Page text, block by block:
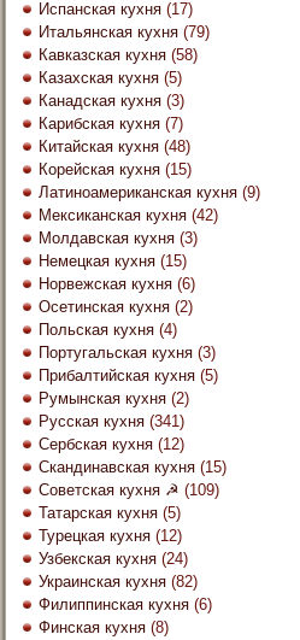
Испанская кухня (17)
Итальянская кухня (79)
Кавказская кухня (58)
Казахская кухня (5)
Канадская кухня (3)
Карибская кухня (7)
Китайская кухня (48)
Корейская кухня (15)
Латиноамериканская кухня (9)
Мексиканская кухня (42)
Молдавская кухня (3)
Немецкая кухня (15)
Норвежская кухня (6)
Осетинская кухня (2)
Польская кухня (4)
Португальская кухня (3)
Прибалтийская кухня (5)
Румынская кухня (2)
Русская кухня (341)
Сербская кухня (12)
Скандинавская кухня (15)
Советская кухня ☭ (109)
Татарская кухня (5)
Турецкая кухня (12)
Узбекская кухня (24)
Украинская кухня (82)
Филиппинская кухня (6)
Финская кухня (8)